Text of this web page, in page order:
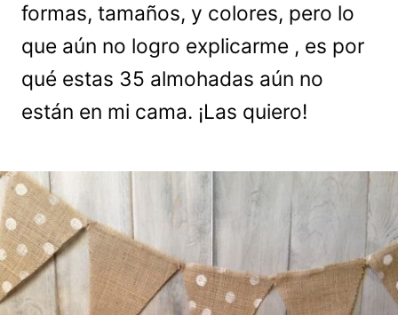
formas, tamaños, y colores, pero lo
que aún no logro explicarme , es por
qué estas 35 almohadas aún no
están en mi cama. ¡Las quiero!